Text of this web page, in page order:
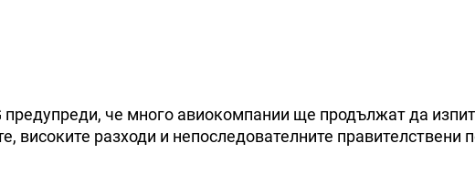
че много авиокомпании ще продължат да
високите разходи и непоследователните правителствени